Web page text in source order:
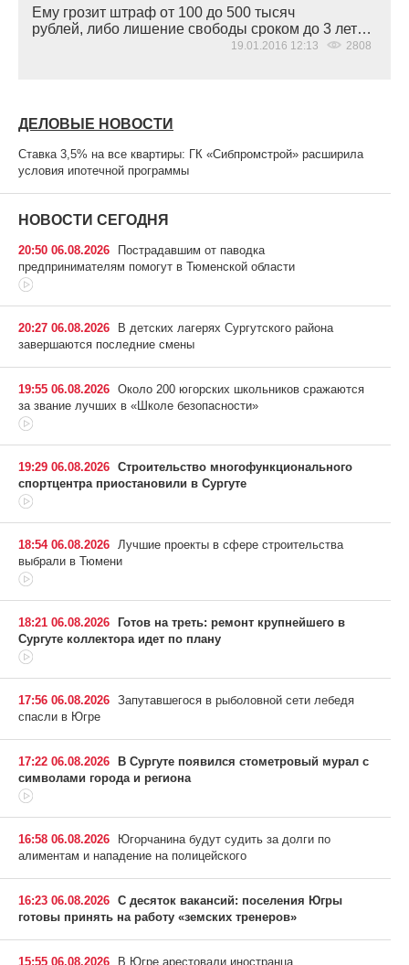
Ему грозит штраф от 100 до 500 тысяч
рублей, либо лишение свободы сроком до 3 лет…
19.01.2016 12:13 2808
ДЕЛОВЫЕ НОВОСТИ
Ставка 3,5% на все квартиры: ГК «Сибпромстрой» расширила
условия ипотечной программы
НОВОСТИ СЕГОДНЯ
20:50 06.08.2026
Пострадавшим от паводка
предпринимателям помогут в Тюменской области
20:27 06.08.2026
В детских лагерях Сургутского района
завершаются последние смены
19:55 06.08.2026 Около 200 югорских школьников сражаются
за звание лучших в «Школе безопасности»
19:29 06.08.2026 Строительство многофункционального
спортцентра приостановили в Сургуте
18:54 06.08.2026
Лучшие проекты в сфере строительства
выбрали в Тюмени
18:21 06.08.2026 Готов на треть: ремонт крупнейшего в
Сургуте коллектора идет по плану
17:56 06.08.2026 Запутавшегося в рыболовной сети лебедя
спасли в Югре
17:22 06.08.2026 В Сургуте появился стометровый мурал с
символами города и региона
16:58 06.08.2026
Югорчанина будут судить за долги по
алиментам и нападение на полицейского
16:23 06.08.2026 С десяток вакансий: поселения Югры
готовы принять на работу «земских тренеров»
15:55 06.08.2026 В Югре арестовали иностранца,